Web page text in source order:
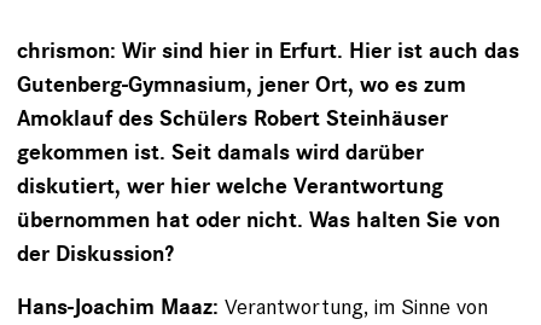
chrismon: Wir sind hier in Erfurt. Hier ist auch das
Gutenberg-Gymnasium, jener Ort, wo es zum
Amoklauf des Schülers Robert Steinhäuser
gekommen ist. Seit damals wird darüber
diskutiert, wer hier welche Verantwortung
übernommen hat oder nicht. Was halten Sie von
der Diskussion?
Hans-Joachim Maaz: Verantwortung, im Sinne von